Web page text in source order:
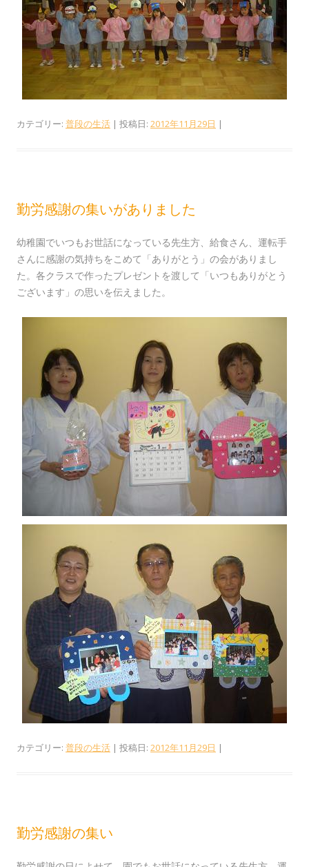
カテゴリー: 普段の生活 | 投稿日: 2012年11月29日 |
勤労感謝の集いがありました
幼稚園でいつもお世話になっている先生方、給食さん、運転手
さんに感謝の気持ちをこめて「ありがとう」の会がありまし
た。各クラスで作ったプレゼントを渡して「いつもありがとう
ございます」の思いを伝えました。
カテゴリー: 普段の生活 | 投稿日: 2012年11月29日 |
勤労感謝の集い